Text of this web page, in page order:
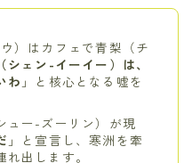
）はカフェで青梨（チ
シェン-イーイー）は、
わ 」と核心となる嘘を
ュー-ズーリン）が現
」と宣言し、寒洲を牽
出します。